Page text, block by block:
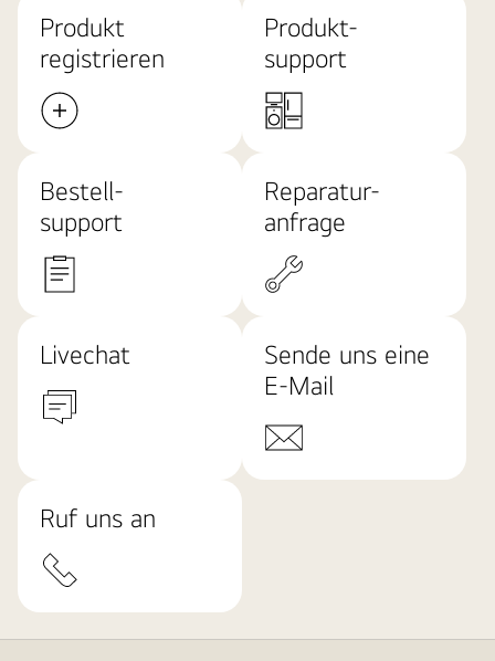
Produkt
registrieren
Produkt-
support
Bestell-
support
Reparatur-
anfrage
Livechat
Sende uns eine
E-Mail
Ruf uns an